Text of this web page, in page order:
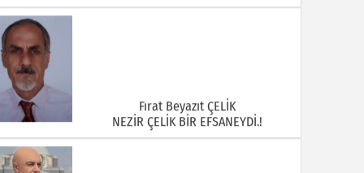
Fırat Beyazıt ÇELİK
NEZİR ÇELİK BİR EFSANEYDİ.!